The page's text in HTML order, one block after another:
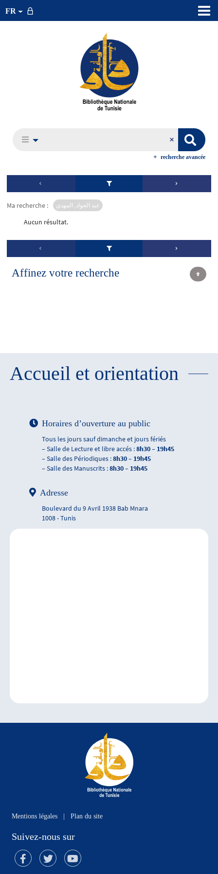
FR
recherche avancée
Ma recherche : عبد الجواد, المهدي
Aucun résultat.
Affinez votre recherche
Accueil et orientation
Horaires d’ouverture au public
Tous les jours sauf dimanche et jours fériés
– Salle de Lecture et libre accés :8h30 – 19h45
– Salle des Périodiques :8h30 – 19h45
– Salle des Manuscrits :8h30 – 19h45
Adresse
Boulevard du 9 Avril 1938 Bab Mnara
1008 - Tunis
Mentions légales Plan du site
Suivez-nous sur